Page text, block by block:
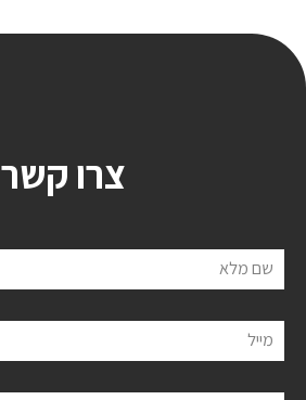
צרו קשר
שם מלא
מייל